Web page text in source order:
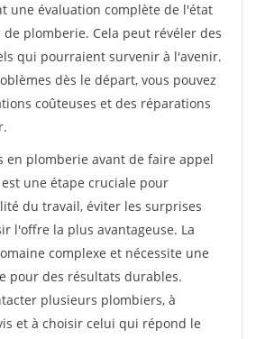
une évaluation complète de l'état
plomberie. Cela peut révéler des
qui pourraient survenir à l'avenir.
dès le départ, vous pouvez
coûteuses et des réparations
en plomberie avant de faire appel
une étape cruciale pour
du travail, éviter les surprises
l'offre la plus avantageuse. La
complexe et nécessite une
pour des résultats durables.
plusieurs plombiers, à
et à choisir celui qui répond le